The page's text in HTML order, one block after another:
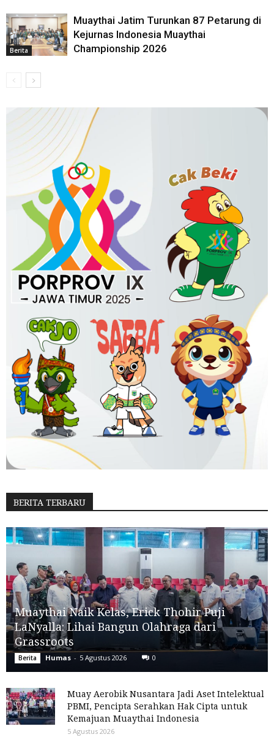
Berita
Muaythai Jatim Turunkan 87 Petarung di
Kejurnas Indonesia Muaythai
Championship 2026
BERITA TERBARU
Muaythai Naik Kelas, Erick Thohir Puji
LaNyalla: Lihai Bangun Olahraga dari
Grassroots
Berita Humas - 5 Agustus 2026 0
Muay Aerobik Nusantara Jadi Aset Intelektual
PBMI, Pencipta Serahkan Hak Cipta untuk
Kemajuan Muaythai Indonesia
5 Agustus 2026